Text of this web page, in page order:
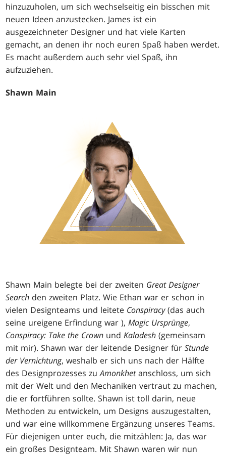
hinzuzuholen, um sich wechselseitig ein bisschen mit
neuen Ideen anzustecken. James ist ein
ausgezeichneter Designer und hat viele Karten
gemacht, an denen ihr noch euren Spaß haben werdet.
Es macht außerdem auch sehr viel Spaß, ihn
aufzuziehen.
Shawn Main
Shawn Main belegte bei der zweiten Great Designer
Search den zweiten Platz. Wie Ethan war er schon in
vielen Designteams und leitete Conspiracy(das auch
seine ureigene Erfindung war ),Magic Ursprünge,
Conspiracy: Take the Crown undKaladesh (gemeinsam
mit mir). Shawn war der leitende Designer fürStunde
der Vernichtung, weshalb er sich uns nach der Hälfte
des Designprozesses zuAmonkhetanschloss, um sich
mit der Welt und den Mechaniken vertraut zu machen,
die er fortführen sollte. Shawn ist toll darin, neue
Methoden zu entwickeln, um Designs auszugestalten,
und war eine willkommene Ergänzung unseres Teams.
Für diejenigen unter euch, die mitzählen: Ja, das war
ein großes Designteam. Mit Shawn waren wir nun